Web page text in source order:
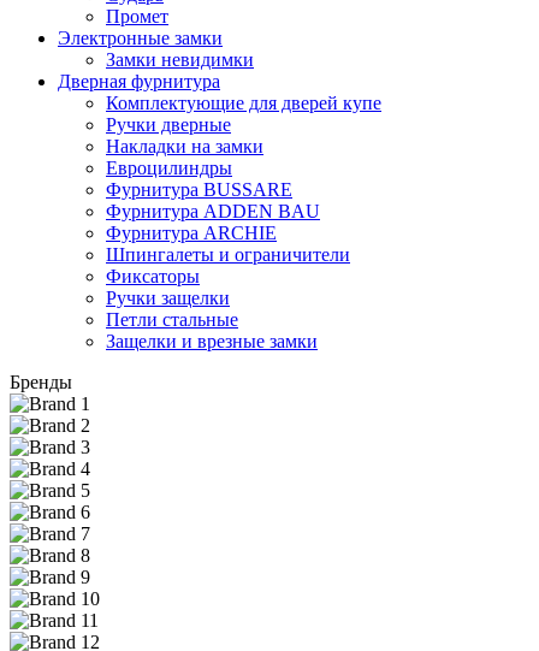
Промет
Электронные замки
Замки невидимки
Дверная фурнитура
Комплектующие для дверей купе
Ручки дверные
Накладки на замки
Евроцилиндры
Фурнитура BUSSARE
Фурнитура ADDEN BAU
Фурнитура ARCHIE
Шпингалеты и ограничители
Фиксаторы
Ручки защелки
Петли стальные
Защелки и врезные замки
Бренды